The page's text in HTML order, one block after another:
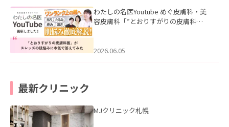
わたしの名医Youtube めぐ皮膚科・美
容皮膚科「”とおりすがりの皮膚科
2026.06.05
最新クリニック
MJクリニック札幌